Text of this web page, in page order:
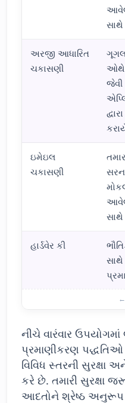
અરજી આધારિત
ચકાસણી
જેવી
ઇમેઇલ
ચકાસણી
હાર્ડવેર કી
સાથે
નીચે વારંવાર ઉપયોગમાં
પ્રમાણીકરણ
વિવિધ સ્તરની સુરક્ષા
કરે છે. તમારી સુરક્ષા
આદતોને શ્રેષ્ઠ અનુરૂપ